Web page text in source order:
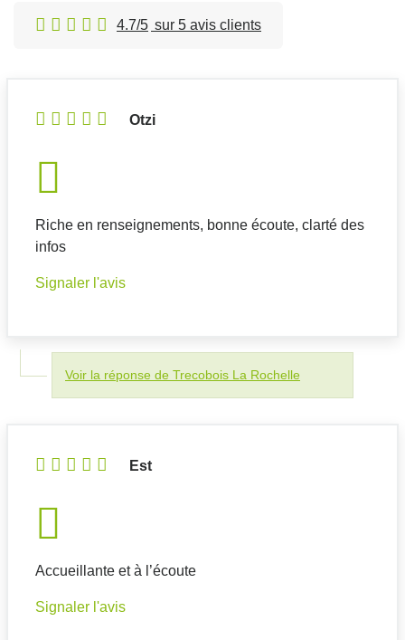
4.7/5 sur 5 avis clients
Otzi
Riche en renseignements, bonne écoute, clarté des
infos
Signaler l'avis
Voir la réponse de Trecobois La Rochelle
Est
Accueillante et à l’écoute
Signaler l'avis